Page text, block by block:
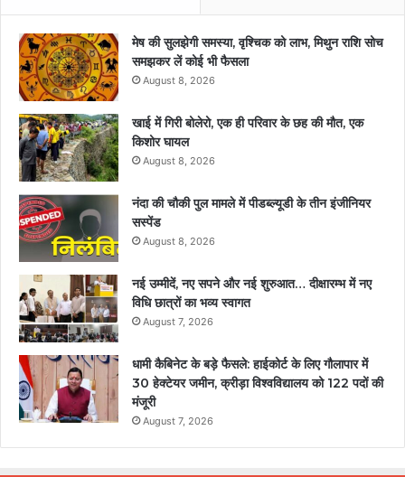
मेष की सुलझेगी समस्या, वृश्चिक को लाभ, मिथुन राशि सोच
समझकर लें कोई भी फैसला
August 8, 2026
खाई में गिरी बोलेरो, एक ही परिवार के छह की मौत, एक
किशोर घायल
August 8, 2026
नंदा की चौकी पुल मामले में पीडब्ल्यूडी के तीन इंजीनियर
सस्पेंड
August 8, 2026
नई उम्मीदें, नए सपने और नई शुरुआत… दीक्षारम्भ में नए
विधि छात्रों का भव्य स्वागत
August 7, 2026
धामी कैबिनेट के बड़े फैसले: हाईकोर्ट के लिए गौलापार में
30 हेक्टेयर जमीन, क्रीड़ा विश्वविद्यालय को 122 पदों की
मंजूरी
August 7, 2026